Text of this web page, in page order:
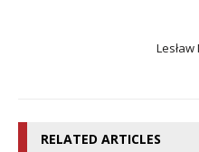
RELATED ARTICLES